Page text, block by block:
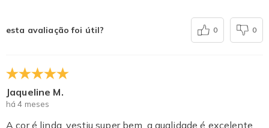
esta avaliação foi útil? 0 0
Jaqueline M.
há 4 meses
A cor é linda, vestiu super bem, a qualidade é excelente,